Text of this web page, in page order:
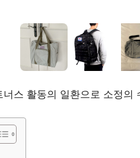
너스 활동의 일환으로 소정의